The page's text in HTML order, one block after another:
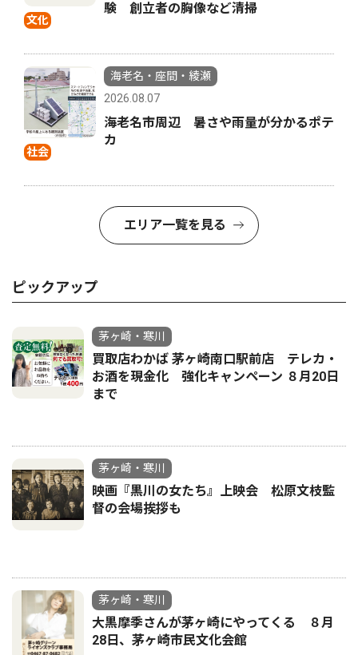
文化
験 創立者の胸像など清掃
社会
海老名・座間・綾瀬
2026.08.07
海老名市周辺 暑さや雨量が分かるポテ
カ
エリア一覧を見る
ピックアップ
茅ヶ崎・寒川
買取店わかば 茅ヶ崎南口駅前店 テレカ・
お酒を現金化 強化キャンペーン ８月20日
まで
茅ヶ崎・寒川
映画『黒川の女たち』上映会 松原文枝監
督の会場挨拶も
茅ヶ崎・寒川
大黒摩季さんが茅ヶ崎にやってくる ８月
28日、茅ヶ崎市民文化会館